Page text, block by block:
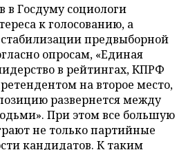
в Госдуму социологи
к голосованию, а
стабилизации предвыборной
опросам, «Единая
в рейтингах, КПРФ
на второе место,
развернется между
При этом все большую
не только партийные
кандидатов. К таким